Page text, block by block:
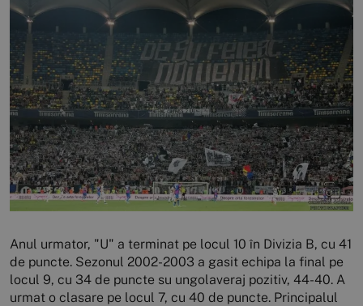
Anul urmator, "U" a terminat pe locul 10 în Divizia B, cu 41
de puncte. Sezonul 2002-2003 a gasit echipa la final pe
locul 9, cu 34 de puncte su ungolaveraj pozitiv, 44-40. A
urmat o clasare pe locul 7, cu 40 de puncte. Principalul